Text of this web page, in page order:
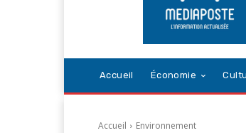
Accueil Économie
Accueil Environnement